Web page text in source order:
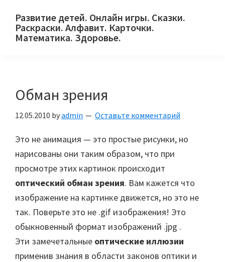
primary
main
primary
Развитие детей. Онлайн игры. Сказки.
Раскраски. Алфавит. Карточки.
Математика. Здоровье.
и
родителей.
Обман зрения
12.05.2010 byadmin Оставьте комментарий
Это не анимация — это простые рисунки, но
нарисованы они таким образом, что при
просмотре этих картинок происходит
оптический обман зрения. Вам кажется что
изображение на картинке движется, но это не
так. Поверьте это не .gif изображения! Это
обыкновенный формат изображений .jpg .
Эти замечетальные оптические иллюзии
применив знания в области законов оптики и